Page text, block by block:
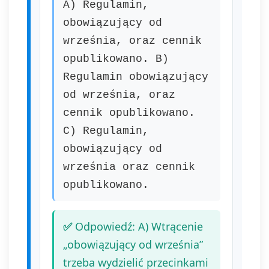
organu nadzorczego. Masz
prawo wycofać swoją zgodę w
dowolnym momencie, bez
wpływu na zgodność z prawem
przetwarzania, którego
przed jej wycofaniem.
Wycofanie zgody jest możliwe
poprzez kontakt z
Administratorem na adres e-
mail:admin@dyktanda.pl
naciśniecie przycisku "wypisz
się" znajdującego się w
wiadomościach e-mail od nas.
A) Regulamin,
obowiązujący od
września, oraz cennik
opublikowano. B)
Regulamin obowiązujący
od września, oraz
cennik opublikowano.
C) Regulamin,
obowiązujący od
września oraz cennik
opublikowano.
Odpowiedź: A) Wtrącenie
„obowiązujący od września”
trzeba wydzielić przecinkami